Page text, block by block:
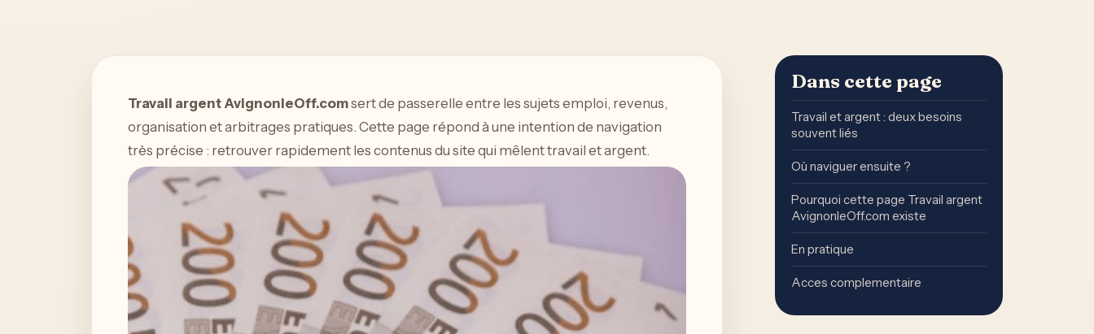
Travail argent AvignonleOff.comsert de passerelle entre les sujets emploi, revenus,
organisation et arbitrages pratiques. Cette page répond à une intention de navigation
très précise : retrouver rapidement les contenus du site qui mêlent travail et argent.
Dans cette page
Travail et argent : deux besoins
souvent liés
Où naviguer ensuite ?
Pourquoi cette page Travail argent
AvignonleOff.com existe
En pratique
Acces complementaire